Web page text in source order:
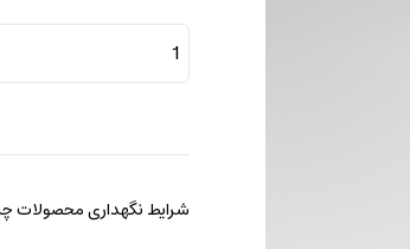
کیف
رودوشی
دیلی
شرایط نگهداری محصولات